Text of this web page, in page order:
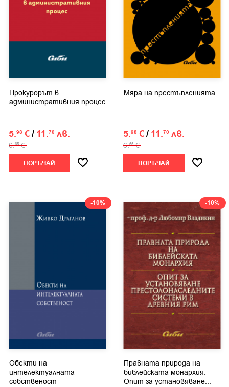
Прокурорът в
административния процес
5.98 €/ 11.70 лв.
6.65 €
ПОРЪЧАЙ
Мяра на престъпленията
5.98 €/ 11.70 лв.
6.65 €
ПОРЪЧАЙ
-10%
Обекти на
интелектуалната
собственост
-10%
Правната природа на
библейската монархия.
Опит за установяване...